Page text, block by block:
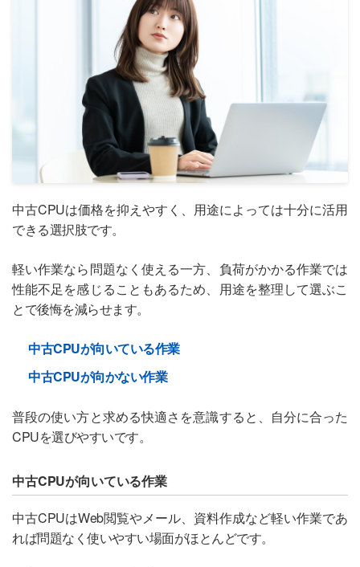
中古CPUは価格を抑えやすく、用途によっては十分に活用
できる選択肢です。
軽い作業なら問題なく使える一方、負荷がかかる作業では
性能不足を感じることもあるため、用途を整理して選ぶこ
とで後悔を減らせます。
中古CPUが向いている作業
中古CPUが向かない作業
普段の使い方と求める快適さを意識すると、自分に合った
CPUを選びやすいです。
中古CPUが向いている作業
中古CPUはWeb閲覧やメール、資料作成など軽い作業であ
れば問題なく使いやすい場面がほとんどです。